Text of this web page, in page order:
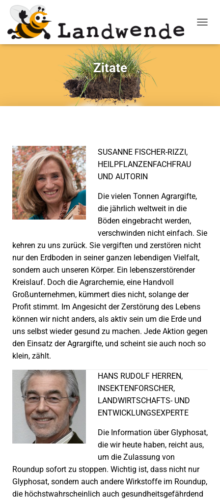
Zitate
SUSANNE FISCHER-RIZZI,
HEILPFLANZENFACHFRAU
UND AUTORIN
Die vielen Tonnen Agrargifte,
die jährlich weltweit in die
Böden eingebracht werden,
verschwinden nicht einfach. Sie
kehren zu uns zurück. Sie vergiften und zerstören nicht
nur den Erdboden in seiner ganzen lebendigen Vielfalt,
sondern auch unseren Körper. Ein lebenszerstörender
Kreislauf. Doch die Agrarchemie, eine Handvoll
Großunternehmen, kümmert dies nicht, solange der
Profit stimmt. Im Angesicht der Zerstörung des Lebens
können wir nicht anders, als aktiv sein um die Erde und
uns selbst wieder gesund zu machen. Jede Aktion gegen
den Einsatz der Agrargifte, und scheint sie auch noch so
klein, zählt.
HANS RUDOLF HERREN,
INSEKTENFORSCHER,
LANDWIRTSCHAFTS- UND
ENTWICKLUNGSEXPERTE
Die Information über Glyphosat,
die wir heute haben, reicht aus,
um die Zulassung von
Roundup sofort zu stoppen. Wichtig ist, dass nicht nur
Glyphosat, sondern auch andere Wirkstoffe im Roundup,
die höchstwahrscheinlich auch gesundheitsgefährdend